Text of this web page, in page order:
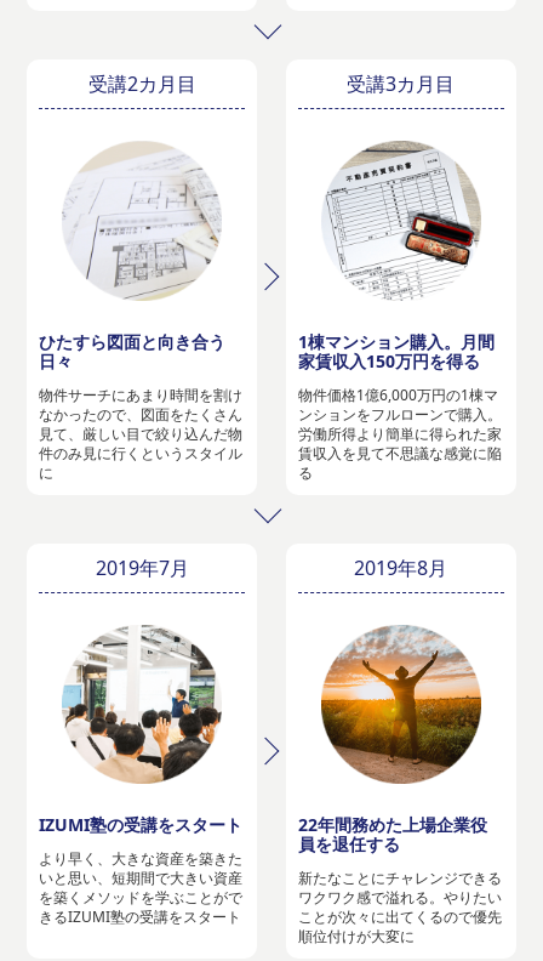
受講2カ月目
ひたすら図面と向き合う
日々
物件サーチにあまり時間を割け
なかったので、図面をたくさん
見て、厳しい目で絞り込んだ物
件のみ見に行くというスタイル
に
受講3カ月目
1棟マンション購入。月間
家賃収入150万円を得る
物件価格1億6,000万円の1棟マ
ンションをフルローンで購入。
労働所得より簡単に得られた家
賃収入を見て不思議な感覚に陥
る
2019年7月
IZUMI塾の受講をスタート
より早く、大きな資産を築きた
いと思い、短期間で大きい資産
を築くメソッドを学ぶことがで
きるIZUMI塾の受講をスタート
2019年8月
22年間務めた上場企業役
員を退任する
新たなことにチャレンジできる
ワクワク感で溢れる。やりたい
ことが次々に出てくるので優先
順位付けが大変に